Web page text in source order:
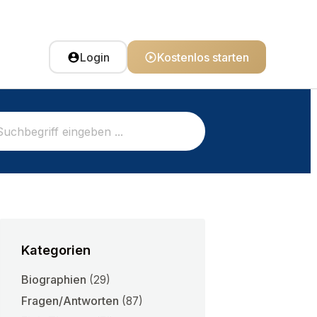
Login Kostenlos starten
Kategorien
Biographien (29)
Fragen/Antworten (87)